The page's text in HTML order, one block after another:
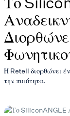
Η Retell διορθώνει
την ποιότητα.